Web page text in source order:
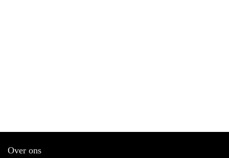
Over ons